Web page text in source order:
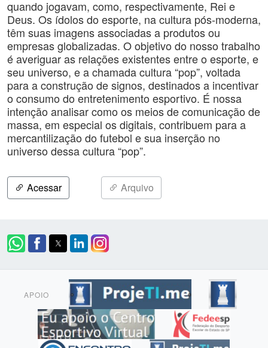
quando jogavam, como, respectivamente, Rei e
Deus. Os ídolos do esporte, na cultura pós-moderna,
têm suas imagens associadas a produtos ou
empresas globalizadas. O objetivo do nosso trabalho
é averiguar as relações existentes entre o esporte, e
seu universo, e a chamada cultura “pop”, voltada
para a construção de signos, destinados a incentivar
o consumo do entretenimento esportivo. É nossa
intenção analisar como os meios de comunicação de
massa, em especial os digitais, contribuem para a
mercantilização do futebol e sua inserção no
universo dessa cultura “pop”.
Acessar Arquivo
APOIO